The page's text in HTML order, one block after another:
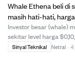
Whale Ethena beli di
masih hati-hati,
Investor besar (whale)
sekitar level harga
dilihat oleh pemegang
Sinyal Teknikal Netral · 4